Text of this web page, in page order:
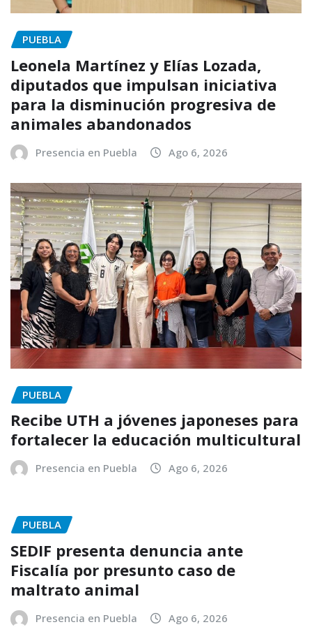
PUEBLA
Leonela Martínez y Elías Lozada,
diputados que impulsan iniciativa
para la disminución progresiva de
animales abandonados
Presencia en Puebla Ago 6, 2026
PUEBLA
Recibe UTH a jóvenes japoneses para
fortalecer la educación multicultural
Presencia en Puebla Ago 6, 2026
PUEBLA
SEDIF presenta denuncia ante
Fiscalía por presunto caso de
maltrato animal
Presencia en Puebla Ago 6, 2026